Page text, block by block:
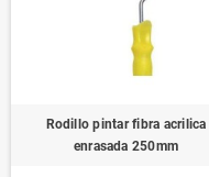
Rodillo pintar fibra acrilica
enrasada 250mm